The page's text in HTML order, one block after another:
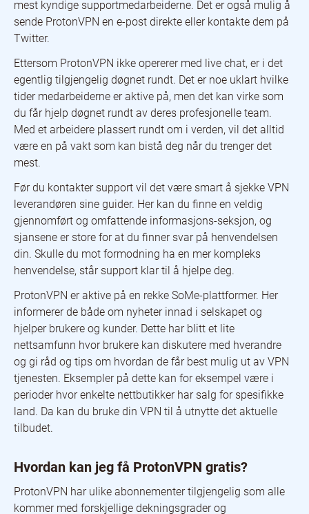
mest kyndige supportmedarbeiderne. Det er også mulig å
sende ProtonVPN en e-post direkte eller kontakte dem på
Twitter.
Ettersom ProtonVPN ikke opererer med live chat, er i det
egentlig tilgjengelig døgnet rundt. Det er noe uklart hvilke
tider medarbeiderne er aktive på, men det kan virke som
du får hjelp døgnet rundt av deres profesjonelle team.
Med et arbeidere plassert rundt om i verden, vil det alltid
være en på vakt som kan bistå deg når du trenger det
mest.
Før du kontakter support vil det være smart å sjekke VPN
leverandøren sine guider. Her kan du finne en veldig
gjennomført og omfattende informasjons-seksjon, og
sjansene er store for at du finner svar på henvendelsen
din. Skulle du mot formodning ha en mer kompleks
henvendelse, står support klar til å hjelpe deg.
ProtonVPN er aktive på en rekke SoMe-plattformer. Her
informerer de både om nyheter innad i selskapet og
hjelper brukere og kunder. Dette har blitt et lite
nettsamfunn hvor brukere kan diskutere med hverandre
og gi råd og tips om hvordan de får best mulig ut av VPN
tjenesten. Eksempler på dette kan for eksempel være i
perioder hvor enkelte nettbutikker har salg for spesifikke
land. Da kan du bruke din VPN til å utnytte det aktuelle
tilbudet.
Hvordan kan jeg få ProtonVPN gratis?
ProtonVPN har ulike abonnementer tilgjengelig som alle
kommer med forskjellige dekningsgrader og